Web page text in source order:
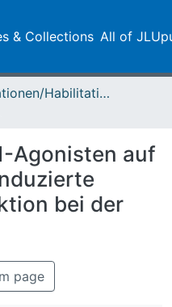
& Collections All of
Dissertationen/Habilitationen
Agonisten auf
bei der
page